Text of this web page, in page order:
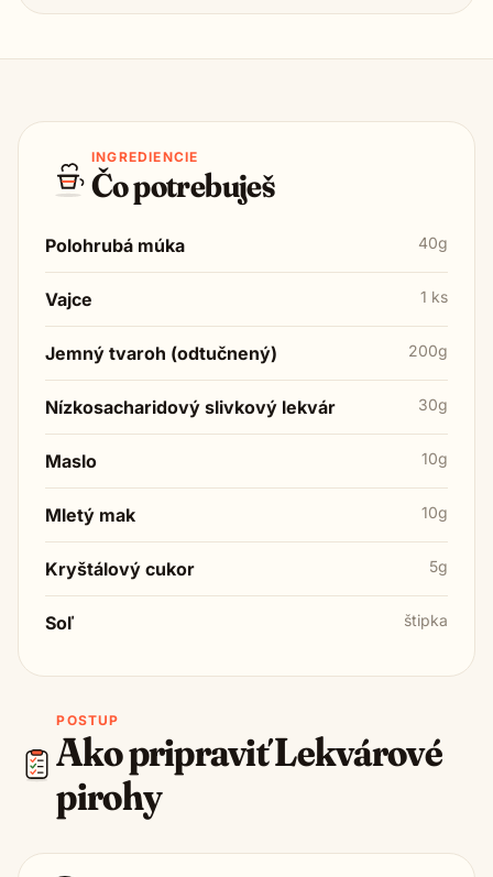
INGREDIENCIE
Čo potrebuješ
Polohrubá múka 40g
Vajce 1 ks
Jemný tvaroh (odtučnený) 200g
Nízkosacharidový slivkový lekvár 30g
Maslo 10g
Mletý mak 10g
Kryštálový cukor 5g
Soľ štipka
POSTUP
Ako pripraviťLekvárové
pirohy